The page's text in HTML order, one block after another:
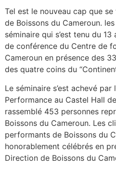
Tel est le nouveau cap que
de Boissons du Cameroun.
séminaire qui s’est tenu du
de conférence du Centre de
Cameroun en présence des
des quatre coins du
Le séminaire s’est achevé
Performance au Castel Hall
rassemblé 453 personnes
Boissons du Cameroun. Les
performants de Boissons du
honorablement célébrés en
Direction de Boissons du